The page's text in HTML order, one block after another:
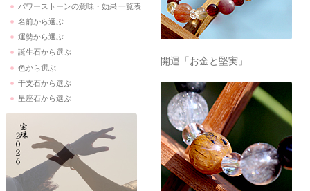
パワーストーンの意味・効果 一覧表
名前から選ぶ
運勢から選ぶ
誕生石から選ぶ
色から選ぶ
干支石から選ぶ
星座石から選ぶ
開運「お金と堅実」